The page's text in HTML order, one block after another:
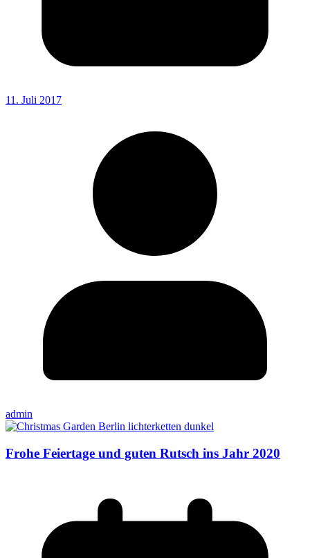
11. Juli 2017
admin
Frohe Feiertage und guten Rutsch ins Jahr 2020